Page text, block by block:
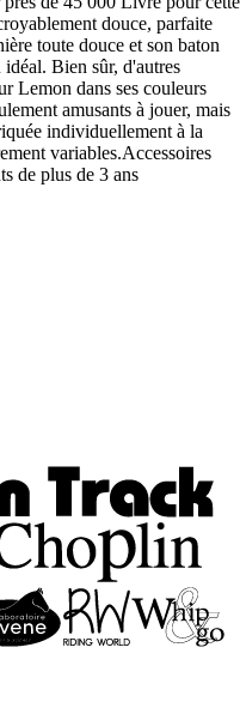
douce, parfaite
toute douce et son baton
Bien sûr, d'autres
Lemon dans ses couleurs
amusants à jouer, mais
individuellement à la
variables.Accessoires
de plus de 3 ans